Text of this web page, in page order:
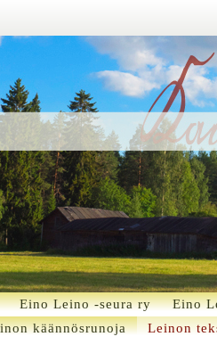
Eino Leino -seura ry Eino
käännösrunoja
Leinon